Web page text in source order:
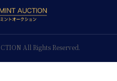
All Rights Reserved.